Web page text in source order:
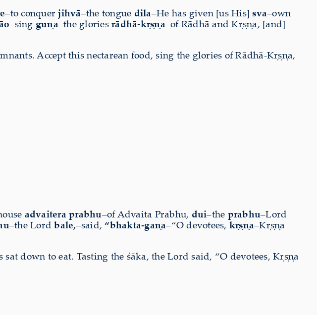
–to conquerjihvā–the tongue dila–He has given [us His] sva–own
–sing guṇa–the gloriesrādhā-kṛṣṇa–of Rādhā and Kṛṣṇa, [and]
Accept this nectarean food, sing the glories of Rādhā-Kṛṣṇa,
advaitera prabhu–of Advaita Prabhu, dui–the prabhu–Lord
–the Lordbale,–said,“bhakta-gaṇa–“O devotees, kṛṣṇa–Kṛṣṇa
down to eat. Tasting the śāka, the Lord said, “O devotees, Kṛṣṇa